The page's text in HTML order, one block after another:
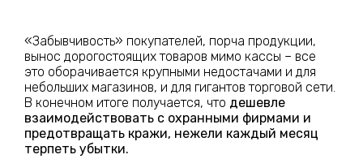
«Забывчивость» покупателей, порча продукции,
вынос дорогостоящих товаров мимо кассы – все
это оборачивается крупными недостачами и для
небольших магазинов, и для гигантов торговой сети.
В конечном итоге получается, что дешевле
взаимодействовать с охранными фирмами и
предотвращать кражи, нежели каждый месяц
терпеть убытки.